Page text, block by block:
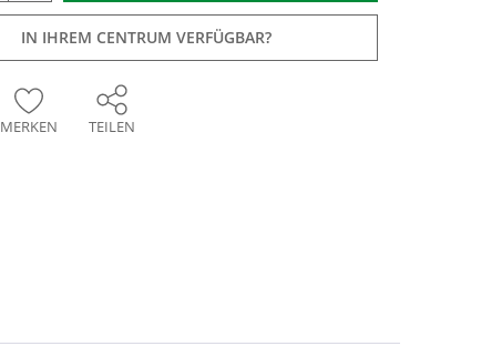
IN IHREM CENTRUM VERFÜGBAR?
MERKEN TEILEN